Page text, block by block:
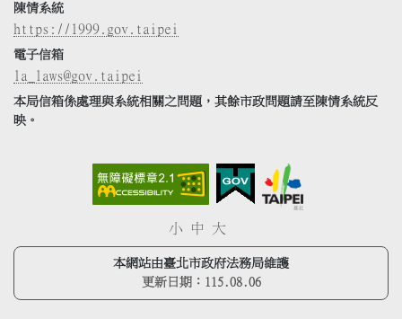
陳情系統
https://1999.gov.taipei
電子信箱
la_laws@gov.taipei
本局信箱係處理與系統相關之問題，其餘市政問題請至陳情系統反
映。
小 中 大
本網站由臺北市政府法務局維護
更新日期： 115.08.06